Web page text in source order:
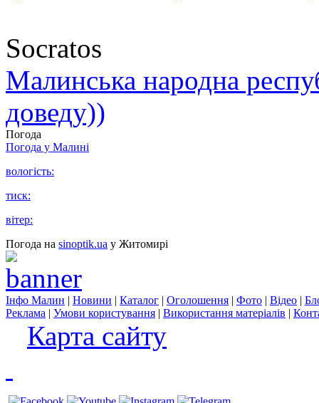
Socratos
Малинська народна
доведу))
Погода
Погода у Малині
вологість:
тиск:
вітер:
Погода на sinoptik.ua у Житомирі
Інфо Малин | Новини | Каталог | Оголошення | Фото | Відео |
Реклама | Умови користування | Використання матеріалів |
Карта сайту